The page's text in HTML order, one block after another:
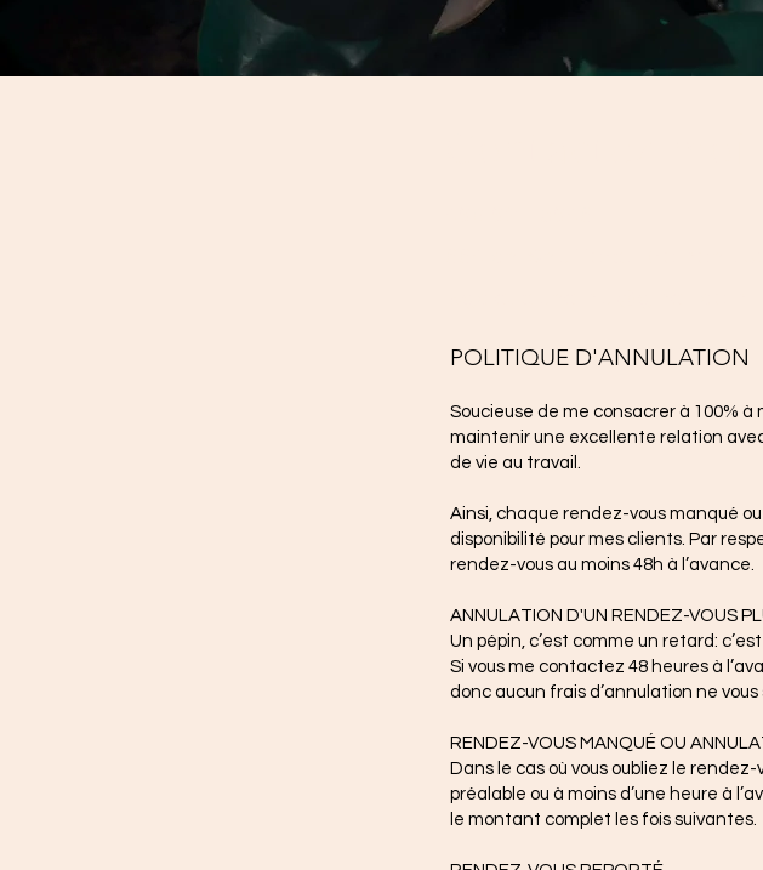
POLITIQUE D'ANNULATION
Soucieuse de me consacrer à 100%
maintenir une excellente relation
de vie au travail.
Ainsi, chaque rendez-vous manqué
disponibilité pour mes clients. Par
rendez-vous au moins 48h à l’avance.
ANNULATION D'UN RENDEZ-VOUS
Un pépin, c’est comme un retard:
Si vous me contactez 48 heures à
donc aucun frais d’annulation ne
RENDEZ-VOUS MANQUÉ OU
Dans le cas où vous oubliez le
préalable ou à moins d’une heure à
le montant complet les fois suivantes.